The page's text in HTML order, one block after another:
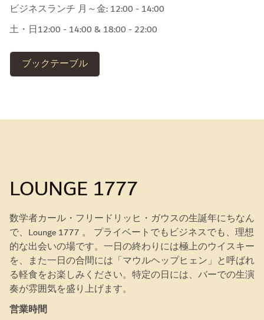
ビジネスランチ 月～金: 12:00 - 14:00
土・日12:00 - 14:00 & 18:00 - 22:00
ブックテーブル
LOUNGE 1777
数学者カール・フリードリッヒ・ガウスの生誕年にちなん
で、Lounge 1777 。 プライベートでもビジネスでも、理想
的な出会いの場です。一日の終わりには極上のウイスキー
を、また一日の合間には「マウルヘップヒェン」と呼ばれ
る軽食をお楽しみください。特定の日には、バーでの生演
奏が雰囲気を盛り上げます。
営業時間